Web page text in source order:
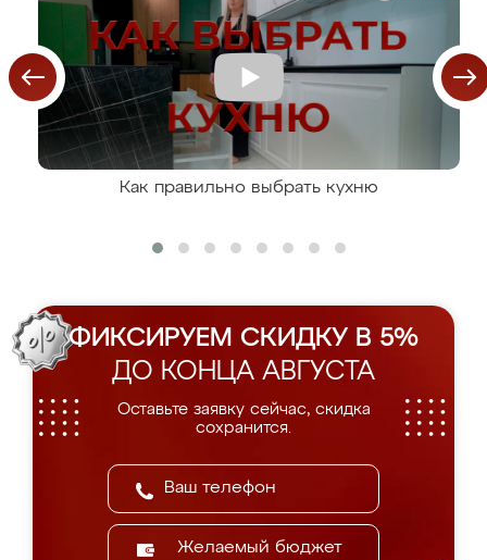
Как правильно выбрать кухню
ФИКСИРУЕМ СКИДКУ В 5%
ДО КОНЦА АВГУСТА
Оставьте заявку сейчас, скидка
сохранится.
Желаемый бюджет